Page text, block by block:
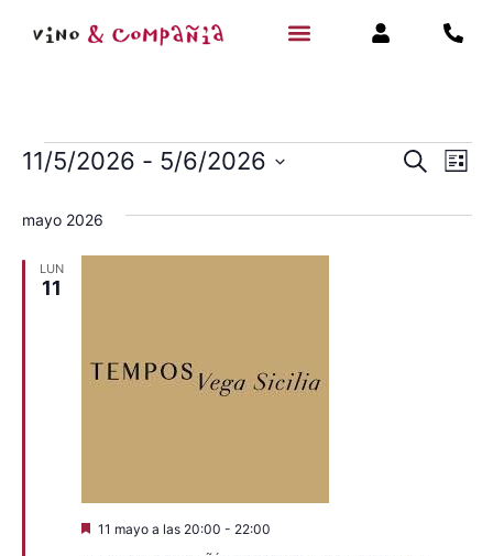
de
BuscarLista
11/5/2026 - 5/6/2026
fecha.
mayo 2026
LUN
11
Destacado
11 mayo a las 20:00 - 22:00